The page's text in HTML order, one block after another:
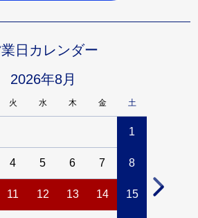
日カレンダー
2026年8月
火 水 木 金 土
1
4 5 6 7 8
11 12 13 14 15 13